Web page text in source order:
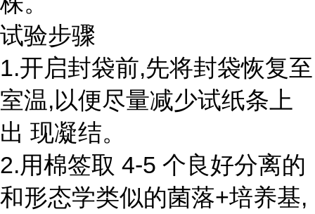
试验步骤
1.开启封袋前,先将封袋恢复至
室温,以便尽量减少试纸条上
出 现凝结。
2.用棉签取 4-5 个良好分离的
和形态学类似的菌落+培养基,